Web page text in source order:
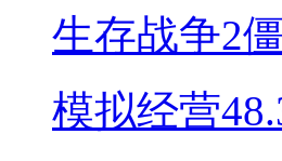
生存战争2
模拟经营